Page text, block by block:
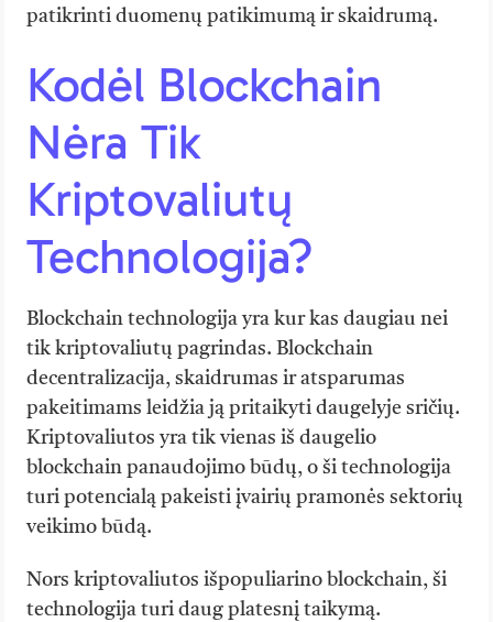
patikrinti duomenų patikimumą ir skaidrumą.
Kodėl Blockchain
Nėra Tik
Kriptovaliutų
Technologija?
Blockchain technologija yra kur kas daugiau nei
tik kriptovaliutų pagrindas. Blockchain
decentralizacija, skaidrumas ir atsparumas
pakeitimams leidžia ją pritaikyti daugelyje sričių.
Kriptovaliutos yra tik vienas iš daugelio
blockchain panaudojimo būdų, o ši technologija
turi potencialą pakeisti įvairių pramonės sektorių
veikimo būdą.
Nors kriptovaliutos išpopuliarino blockchain, ši
technologija turi daug platesnį taikymą.